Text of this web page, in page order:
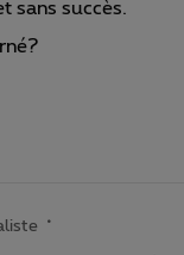
sans succès.